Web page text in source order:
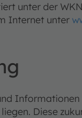
unter der
Internet unter
Informationen
Diese